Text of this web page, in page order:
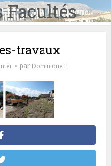
Facultés
travaux
par Dominique B